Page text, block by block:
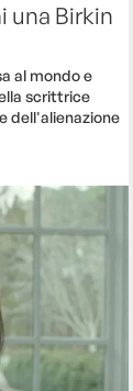
una Birkin
al mondo e
scrittrice
dell'alienazione